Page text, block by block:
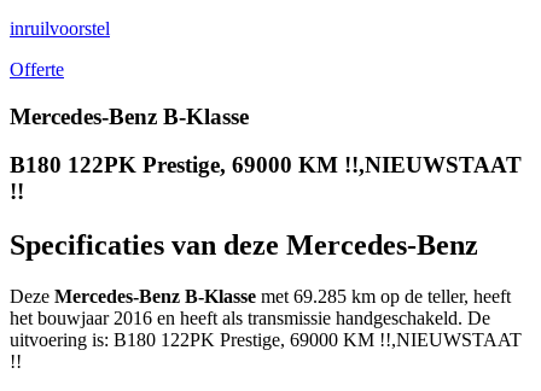
inruilvoorstel
Offerte
Mercedes-Benz B-Klasse
B180 122PK Prestige, 69000 KM !!,NIEUWSTAAT
!!
Specificaties van deze Mercedes-Benz
Deze Mercedes-Benz B-Klasse met 69.285 km op de teller, heeft
het bouwjaar 2016 en heeft als transmissie handgeschakeld. De
uitvoering is: B180 122PK Prestige, 69000 KM !!,NIEUWSTAAT
!!